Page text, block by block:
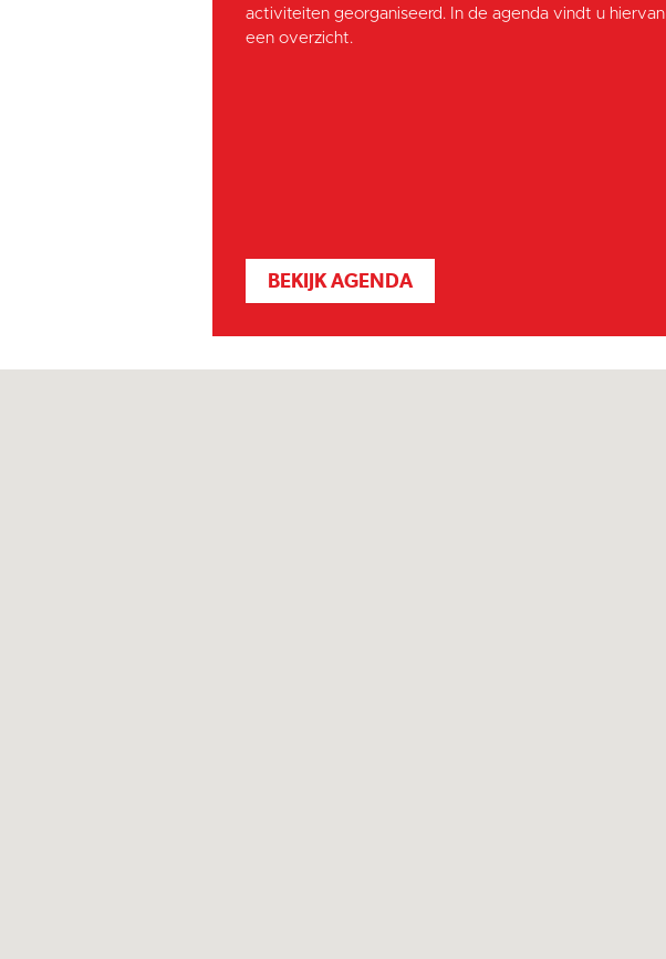
activiteiten georganiseerd. In de agenda vindt u hiervan
een overzicht.
BEKIJK AGENDA